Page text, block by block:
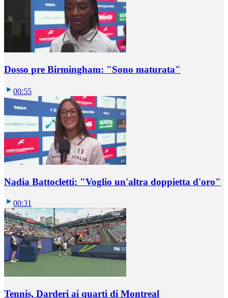
Dosso pre Birmingham: "Sono maturata"
00:55
Nadia Battocletti: "Voglio un'altra doppietta d'oro"
00:31
Tennis, Darderi ai quarti di Montreal